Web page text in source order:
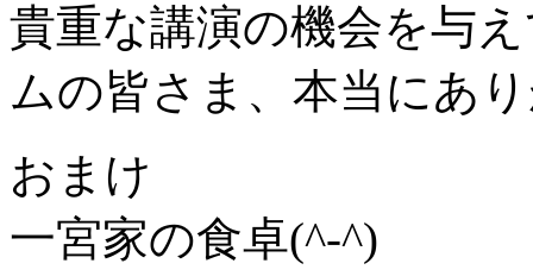
貴重な講演の機会を与
ムの皆さま、本当にあ
おまけ
一宮家の食卓(^-^)